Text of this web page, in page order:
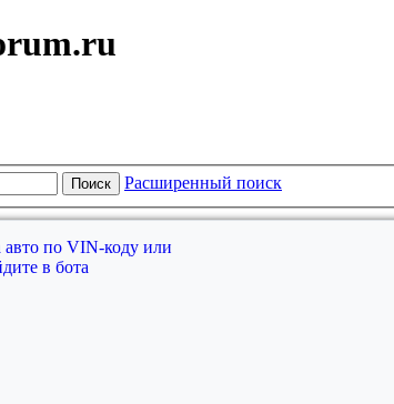
Поиск Расширенный поиск